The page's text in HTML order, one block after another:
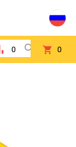
0 0